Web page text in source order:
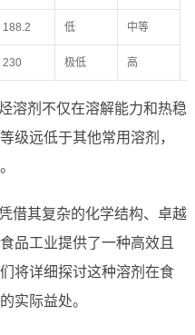
188.2 低 中等
230 极低 高
溶剂不仅在溶解能力和热稳
级远低于其他常用溶剂，
借其复杂的化学结构、卓越
品工业提供了一种高效且
将详细探讨这种溶剂在食
实际益处。